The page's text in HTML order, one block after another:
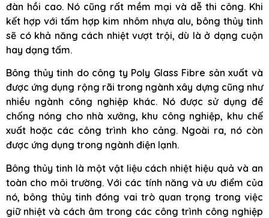
đàn hồi cao. Nó cũng rất mềm mại và dễ thi công. Khi
kết hợp với tấm hợp kim nhôm nhựa alu, bông thủy tinh
sẽ có khả năng cách nhiệt vượt trội, dù là ở dạng cuộn
hay dạng tấm.
Bông thủy tinh do công ty Poly Glass Fibre sản xuất và
được ứng dụng rộng rãi trong ngành xây dựng cũng như
nhiều ngành công nghiệp khác. Nó được sử dụng để
chống nóng cho nhà xưởng, khu công nghiệp, khu chế
xuất hoặc các công trình kho cảng. Ngoài ra, nó còn
được ứng dụng trong ngành điện lạnh.
Bông thủy tinh là một vật liệu cách nhiệt hiệu quả và an
toàn cho môi trường. Với các tính năng và ưu điểm của
nó, bông thủy tinh đóng vai trò quan trọng trong việc
giữ nhiệt và cách âm trong các công trình công nghiệp